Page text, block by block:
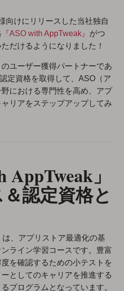
向けにリリースした当社独自
『ASO with AppTweak』 がつ
だけるようになりました！
ユーザー獲得パートナーであ
定資格を取得して、ASO（ア
における専門性を高め、アプ
リアをステップアップしてみ
AppTweak」
認定資格と
は、アプリストア最適化の基
ライン学習コースです。豊富
を確認するための小テストを
としてのキャリアを推進する
プログラムとなっています。